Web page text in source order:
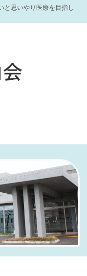
と思いやり医療を目指し